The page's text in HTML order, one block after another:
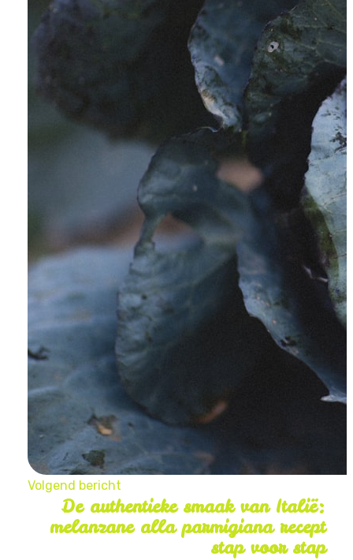
Volgend bericht
De authentieke smaak van Italië:
melanzane alla parmigiana recept
stap voor stap